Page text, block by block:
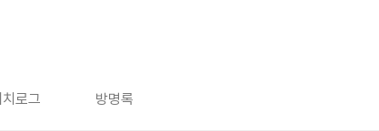
치로그 방명록